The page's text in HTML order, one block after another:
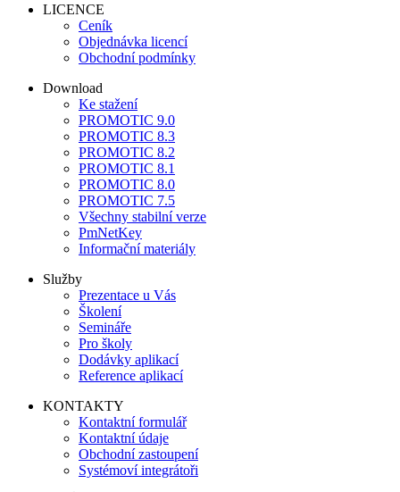
LICENCE
Ceník
Objednávka licencí
Obchodní podmínky
Download
Ke stažení
PROMOTIC 9.0
PROMOTIC 8.3
PROMOTIC 8.2
PROMOTIC 8.1
PROMOTIC 8.0
PROMOTIC 7.5
Všechny stabilní verze
PmNetKey
Informační materiály
Služby
Prezentace u Vás
Školení
Semináře
Pro školy
Dodávky aplikací
Reference aplikací
KONTAKTY
Kontaktní formulář
Kontaktní údaje
Obchodní zastoupení
Systémoví integrátoři